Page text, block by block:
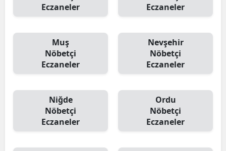
Eczaneler
Eczaneler
Muş
Nöbetçi
Eczaneler
Nevşehir
Nöbetçi
Eczaneler
Niğde
Nöbetçi
Eczaneler
Ordu
Nöbetçi
Eczaneler